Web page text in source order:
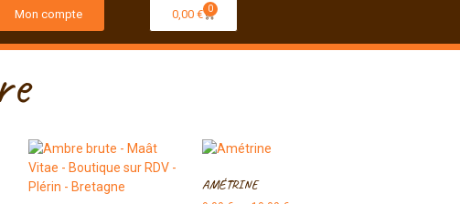
Mon compte 0,00 € 0
AMÉTRINE